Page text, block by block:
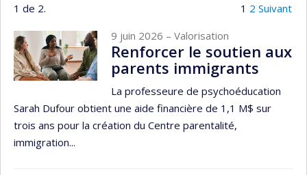
1 de 2.
1 2 Suivant
9 juin 2026 – Valorisation
Renforcer le soutien aux
parents immigrants
La professeure de psychoéducation
Sarah Dufour obtient une aide financière de 1,1 M$ sur
trois ans pour la création du Centre parentalité,
immigration...